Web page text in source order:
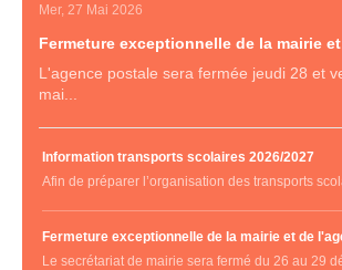
Mer, 27 Mai 2026
Fermeture exceptionnelle de la mairie
L'agence postale sera fermée jeudi 28 et
mai...
Information transports scolaires 2026/2027
Afin de préparer l’organisation des transports
Fermeture exceptionnelle de la mairie et de
Le secrétariat de mairie sera fermé du 26 au 29